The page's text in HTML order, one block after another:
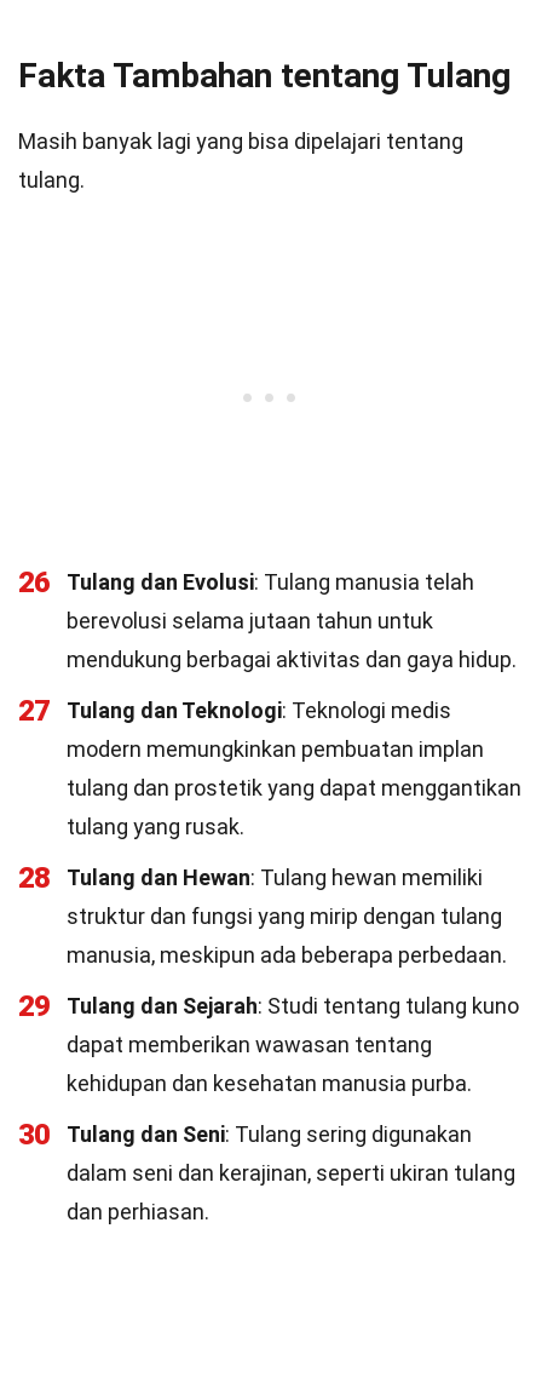
Fakta Tambahan tentang Tulang
Masih banyak lagi yang bisa dipelajari tentang
tulang.
26 Tulang dan Evolusi: Tulang manusia telah
berevolusi selama jutaan tahun untuk
mendukung berbagai aktivitas dan gaya hidup.
27 Tulang dan Teknologi: Teknologi medis
modern memungkinkan pembuatan implan
tulang dan prostetik yang dapat menggantikan
tulang yang rusak.
28 Tulang dan Hewan: Tulang hewan memiliki
struktur dan fungsi yang mirip dengan tulang
manusia, meskipun ada beberapa perbedaan.
29 Tulang dan Sejarah: Studi tentang tulang kuno
dapat memberikan wawasan tentang
kehidupan dan kesehatan manusia purba.
30 Tulang dan Seni: Tulang sering digunakan
dalam seni dan kerajinan, seperti ukiran tulang
dan perhiasan.